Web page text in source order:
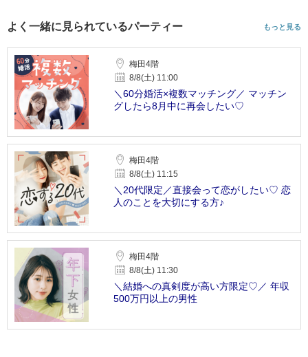
よく一緒に見られているパーティー もっと見る
梅田4階
8/8(土) 11:00
＼60分婚活×複数マッチング／ マッチン
グしたら8月中に再会したい♡
梅田4階
8/8(土) 11:15
＼20代限定／直接会って恋がしたい♡ 恋
人のことを大切にする方♪
梅田4階
8/8(土) 11:30
＼結婚への真剣度が高い方限定♡／ 年収
500万円以上の男性